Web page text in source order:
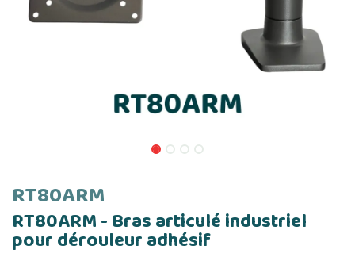
RT80ARM
RT80ARM - Bras articulé industriel
pour dérouleur adhésif